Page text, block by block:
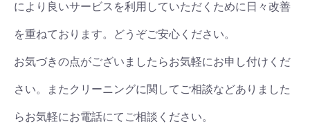
により良いサービスを利用していただくために日々改善
を重ねております。どうぞご安心ください。
お気づきの点がございましたらお気軽にお申し付けくだ
さい。またクリーニングに関してご相談などありました
らお気軽にお電話にてご相談ください。